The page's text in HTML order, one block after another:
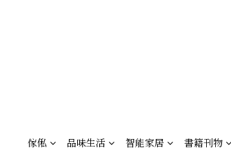
傢俬 品味生活 智能家居 書籍刊物